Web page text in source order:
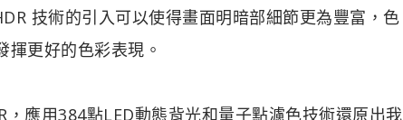
技術的引入可以使得畫面明暗部細節更為豐富，色
更好的色彩表現。
應用384點LED動態背光和量子點濾色技術還原出我